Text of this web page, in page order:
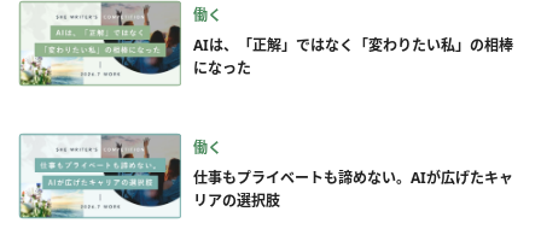
働く
AIは、「正解」ではなく「変わりたい私」の相棒
になった
働く
仕事もプライベートも諦めない。AIが広げたキャ
リアの選択肢